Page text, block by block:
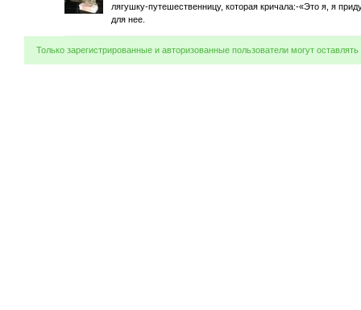
лягушку-путешественницу, которая кричала:-«Это я, я
для нее.
Только зарегистрированные и авторизованные пользователи могут